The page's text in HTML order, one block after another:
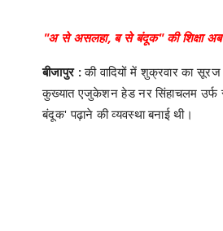
"अ से असलहा, ब से बंदूक" की शिक्षा अब
बीजापुर :की वादियों में शुक्रवार का
कुख्यात एजुकेशन हेड नर सिंहाचलम उर्फ
बंदूक' पढ़ाने की व्यवस्था बनाई थी।